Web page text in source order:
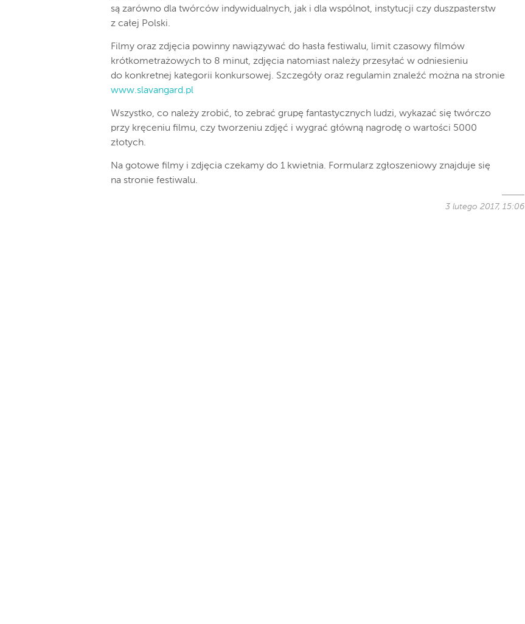
są zarówno dla twórców indywidualnych, jak i dla wspólnot, instytucji czy duszpasterstw
z całej Polski.
Filmy oraz zdjęcia powinny nawiązywać do hasła festiwalu, limit czasowy filmów
krótkometrażowych to 8 minut, zdjęcia natomiast należy przesyłać w odniesieniu
do konkretnej kategorii konkursowej. Szczegóły oraz regulamin znaleźć można na stronie
www.slavangard.pl
Wszystko, co należy zrobić, to zebrać grupę fantastycznych ludzi, wykazać się twórczo
przy kręceniu filmu, czy tworzeniu zdjęć i wygrać główną nagrodę o wartości 5000
złotych.
Na gotowe filmy i zdjęcia czekamy do 1 kwietnia. Formularz zgłoszeniowy znajduje się
na stronie festiwalu.
3 lutego 2017, 15:06